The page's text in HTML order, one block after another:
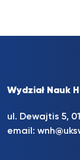
Wydział Nauk
ul. Dewajtis 5,
email: